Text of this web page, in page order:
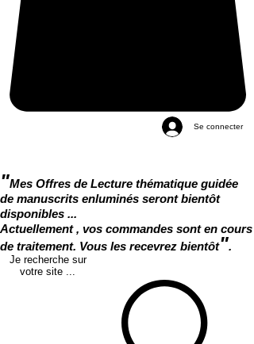
Se connecter
"Mes Offres de Lecture thématique guidée
de manuscrits enluminés seront bientôt
disponibles ...
Actuellement , vos commandes sont en cours
de traitement. Vous les recevrez bientôt".
Je recherche sur
votre site ...